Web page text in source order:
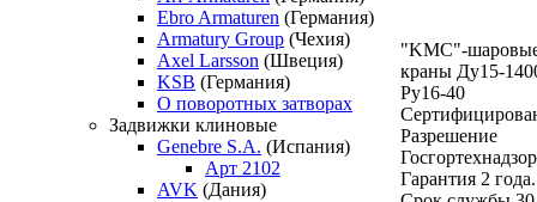
Ebro Armaturen (Германия)
Armatury Group (Чехия)
Axel Larsson (Швеция)
KSB (Германия)
О поворотных затворах
Задвижки клиновые
Genebre S.A. (Испания)
Арт 2102
AVK (Дания)
"KMC"-
краны Ду15-
Ру16-40
Разрешение
Гарантия 2 года.